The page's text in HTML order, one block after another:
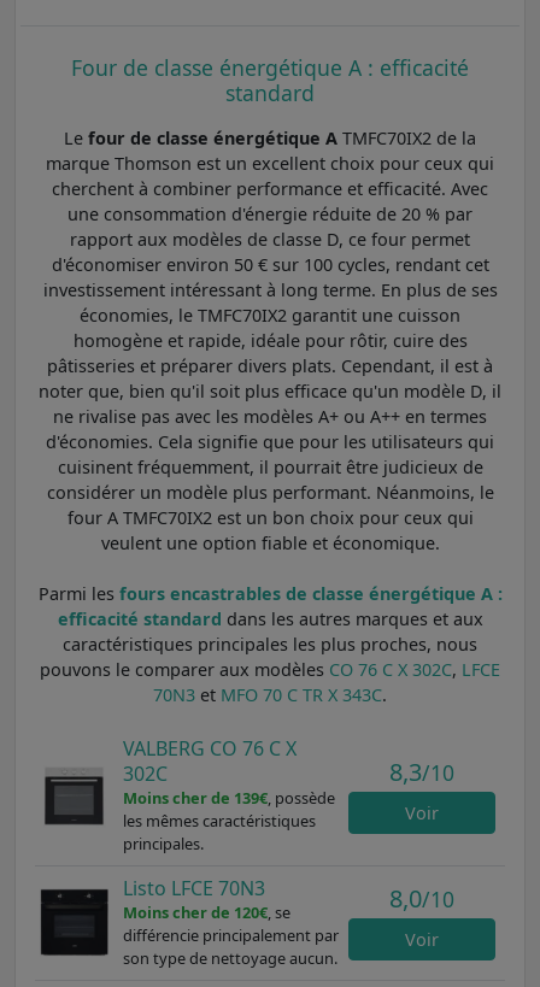
Four de classe énergétique A : efficacité
standard
Le four de classe énergétique A TMFC70IX2 de la
marque Thomson est un excellent choix pour ceux qui
cherchent à combiner performance et efficacité. Avec
une consommation d'énergie réduite de 20 % par
rapport aux modèles de classe D, ce four permet
d'économiser environ 50 € sur 100 cycles, rendant cet
investissement intéressant à long terme. En plus de ses
économies, le TMFC70IX2 garantit une cuisson
homogène et rapide, idéale pour rôtir, cuire des
pâtisseries et préparer divers plats. Cependant, il est à
noter que, bien qu'il soit plus efficace qu'un modèle D, il
ne rivalise pas avec les modèles A+ ou A++ en termes
d'économies. Cela signifie que pour les utilisateurs qui
cuisinent fréquemment, il pourrait être judicieux de
considérer un modèle plus performant. Néanmoins, le
four A TMFC70IX2 est un bon choix pour ceux qui
veulent une option fiable et économique.
Parmi les fours encastrables de classe énergétique A :
efficacité standard dans les autres marques et aux
caractéristiques principales les plus proches, nous
pouvons le comparer aux modèles CO 76 C X 302C, LFCE
70N3 et MFO 70 C TR X 343C.
VALBERG CO 76 C X
302C
Moins cher de 139€, possède
les mêmes caractéristiques
principales.
8,3/10
Voir
Listo LFCE 70N3
Moins cher de 120€, se
différencie principalement par
son type de nettoyage aucun.
8,0/10
Voir